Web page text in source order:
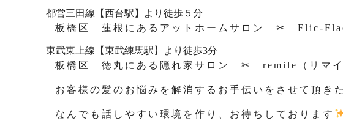
都営三田線【西台駅】より徒歩５分
板橋区 蓮根にあるアットホームサロン ✂ Flic-
東武東上線【東武練馬駅】より徒歩3分
板橋区 徳丸にある隠れ家サロン ✂ remile（リマ
お客様の髪のお悩みを解消するお手伝いをさせて頂き
なんでも話しやすい環境を作り、お待ちしております